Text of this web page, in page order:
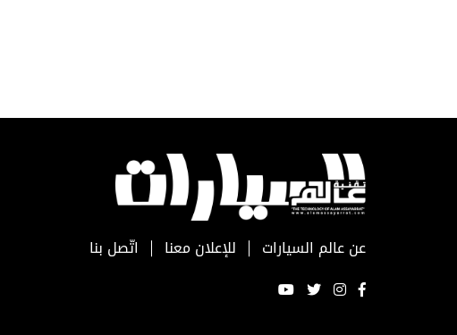
عن عالم السيارات للإعلان معنا اتّصل بنا